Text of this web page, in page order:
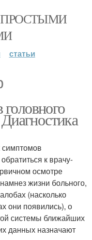
ПРОСТЫМИ
статьи
головного
к врачу-
осмотре
жизни больного,
(насколько
они появились), о
системы ближайших
данных назначают